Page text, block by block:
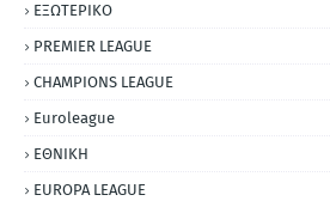
ΕΞΩΤΕΡΙΚΟ
PREMIER LEAGUE
CHAMPIONS LEAGUE
Euroleague
ΕΘΝΙΚΗ
EUROPA LEAGUE